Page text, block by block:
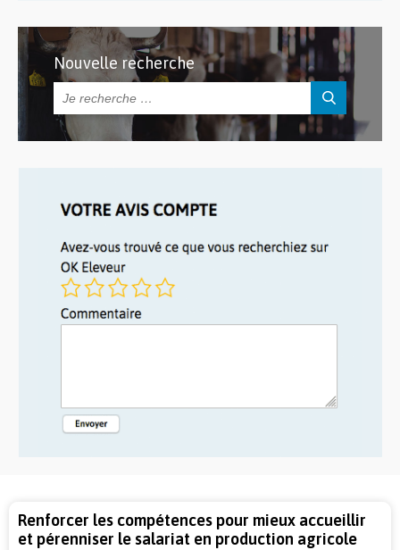
Nouvelle recherche
Renforcer les compétences pour mieux accueillir
et pérenniser le salariat en production agricole